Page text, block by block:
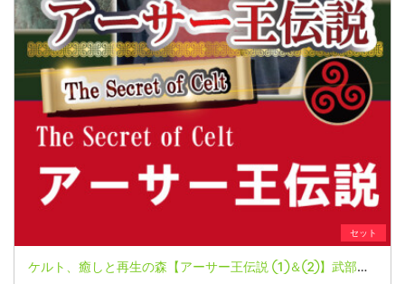
セット
ケルト、癒しと再生の森【アーサー王伝説 ①＆②】武部好伸